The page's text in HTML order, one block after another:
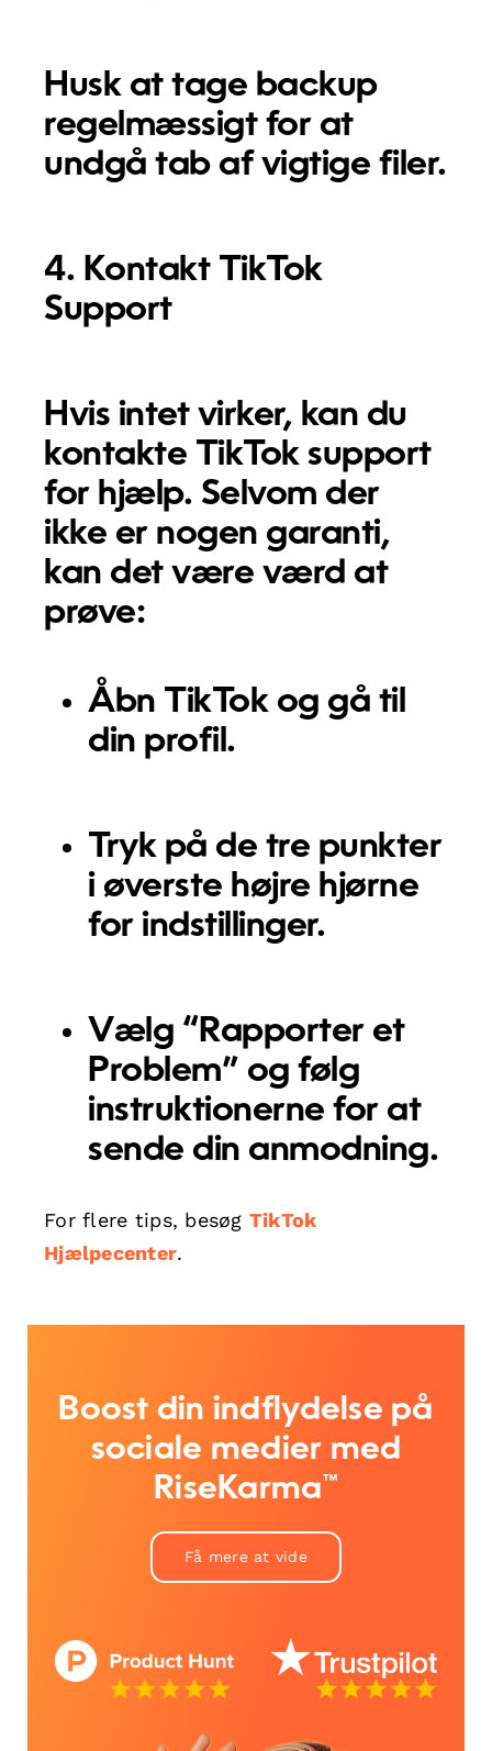
Husk at tage backup
regelmæssigt for at
undgå tab af vigtige filer.
4. Kontakt TikTok
Support
Hvis intet virker, kan du
kontakte TikTok support
for hjælp. Selvom der
ikke er nogen garanti,
kan det være værd at
prøve:
Åbn TikTok og gå til
din profil.
Tryk på de tre punkter
i øverste højre hjørne
for indstillinger.
Vælg “Rapporter et
Problem” og følg
instruktionerne for at
sende din anmodning.
For flere tips, besøg TikTok
Hjælpecenter.
Boost din indflydelse på
sociale medier med
RiseKarma™
Få mere at vide